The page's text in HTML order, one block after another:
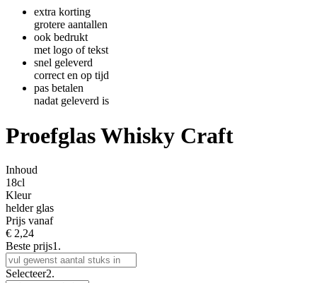
extra korting
grotere aantallen
ook bedrukt
met logo of tekst
snel geleverd
correct en op tijd
pas betalen
nadat geleverd is
Proefglas Whisky Craft
Inhoud
18cl
Kleur
helder glas
Prijs vanaf
€ 2,24
Beste prijs1.
Selecteer2.